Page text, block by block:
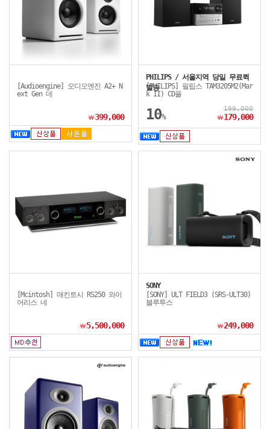
[Audioengine] 오디오엔진 A2+ N
ext Gen 데
￦399,000
PHILIPS / 서울지역 당일 무료퀵
발송
[PHILIPS] 필립스 TAM3205M2(Mar
k II) CD플
10%
199,000
￦179,000
[Mcintosh] 매킨토시 RS250 와이
어리스 네
￦5,500,000
SONY
[SONY] ULT FIELD3 (SRS-ULT30)
블루투스
￦249,000